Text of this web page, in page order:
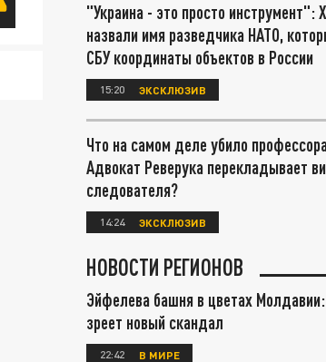
"Украина - это просто инструмент":
назвали имя разведчика НАТО,
СБУ координаты объектов в России
15:20 ЭКСКЛЮЗИВ
Что на самом деле убило
Адвокат Реверука перекладывает
следователя?
14:24 ЭКСКЛЮЗИВ
НОВОСТИ РЕГИОНОВ
Эйфелева башня в цветах
зреет новый скандал
22:42 В МИРЕ